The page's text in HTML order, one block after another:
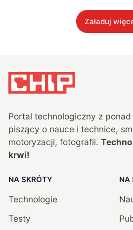
Załaduj
Portal technologiczny z ponad
piszący o nauce i technice,
motoryzacji, fotografii.
krwi!
NA SKRÓTY
Technologie
Testy
NA